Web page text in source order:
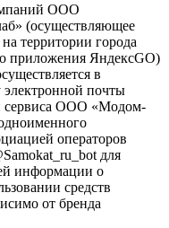
ООО
(осуществляющее
территории города
приложения ЯндексGO)
в
электронной почты
сервиса ООО «Модом-
операторов
для
информации о
средств
от бренда